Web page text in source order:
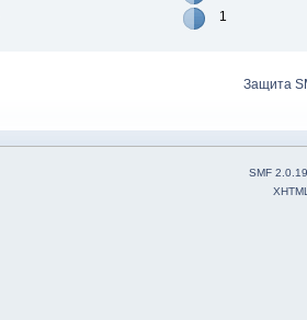
1
Защита
SMF 2.0.19